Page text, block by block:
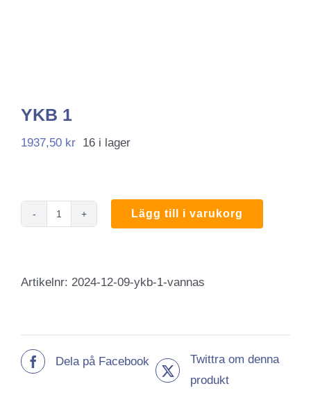
YKB 1
1937,50 kr 16 i lager
Lägg till i varukorg
Artikelnr: 2024-12-09-ykb-1-vannas
Dela på Facebook
Twittra om denna
produkt